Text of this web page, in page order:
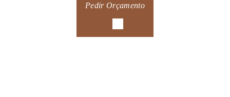
Pedir Orçamento